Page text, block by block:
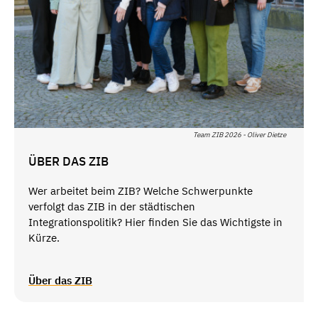
Team ZIB 2026 - Oliver Dietze
ÜBER DAS ZIB
Wer arbeitet beim ZIB? Welche Schwerpunkte
verfolgt das ZIB in der städtischen
Integrationspolitik? Hier finden Sie das Wichtigste in
Kürze.
Über das ZIB